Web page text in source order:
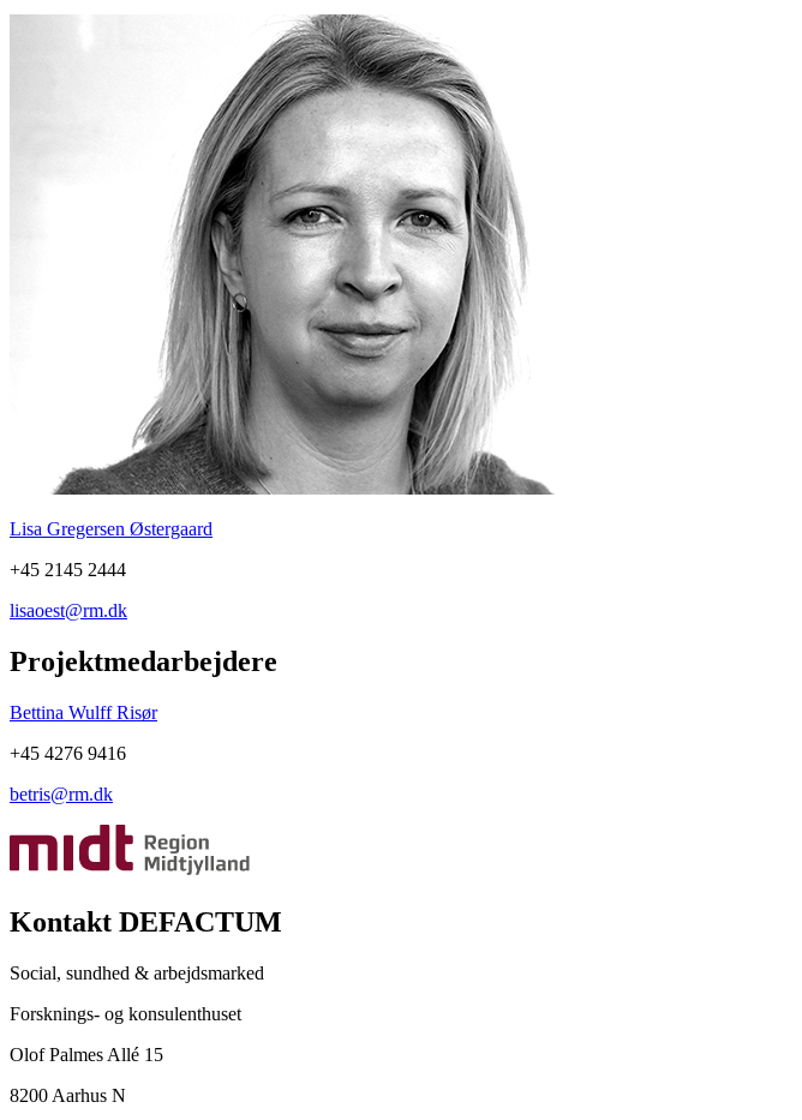
Lisa Gregersen Østergaard
+45 2145 2444
lisaoest@rm.dk
Projektmedarbejdere
Bettina Wulff Risør
+45 4276 9416
betris@rm.dk
Kontakt DEFACTUM
Social, sundhed & arbejdsmarked
Forsknings- og konsulenthuset
Olof Palmes Allé 15
8200 Aarhus N